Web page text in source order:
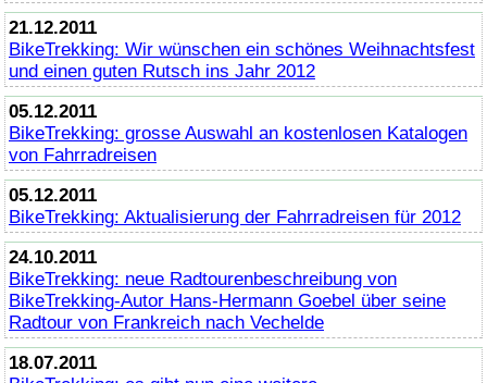
21.12.2011
BikeTrekking: Wir wünschen ein schönes Weihnachtsfest
und einen guten Rutsch ins Jahr 2012
05.12.2011
BikeTrekking: grosse Auswahl an kostenlosen Katalogen
von Fahrradreisen
05.12.2011
BikeTrekking: Aktualisierung der Fahrradreisen für 2012
24.10.2011
BikeTrekking: neue Radtourenbeschreibung von
BikeTrekking-Autor Hans-Hermann Goebel über seine
Radtour von Frankreich nach Vechelde
18.07.2011